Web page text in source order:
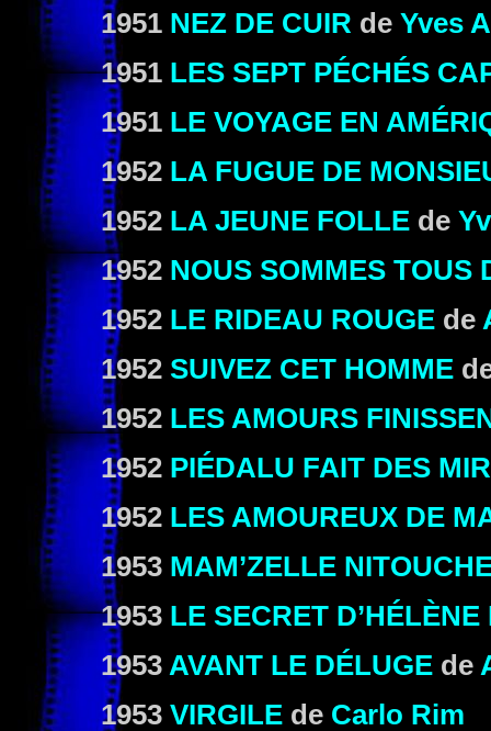
1951 NEZ DE CUIR de Yves
1951 LES SEPT PÉCHÉS
1951 LE VOYAGE EN
1952 LA FUGUE DE
1952 LA JEUNE FOLLE de
1952 NOUS SOMMES TOUS
1952 LE RIDEAU ROUGE de
1952 SUIVEZ CET HOMME
1952 LES AMOURS
1952 PIÉDALU FAIT DES
1952 LES AMOUREUX DE
1953 MAM’ZELLE
1953 LE SECRET
1953 AVANT LE DÉLUGE de
1953 VIRGILE de Carlo Rim